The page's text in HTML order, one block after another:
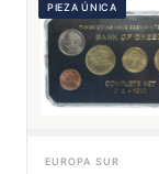
PIEZA ÚNICA
EUROPA SUR